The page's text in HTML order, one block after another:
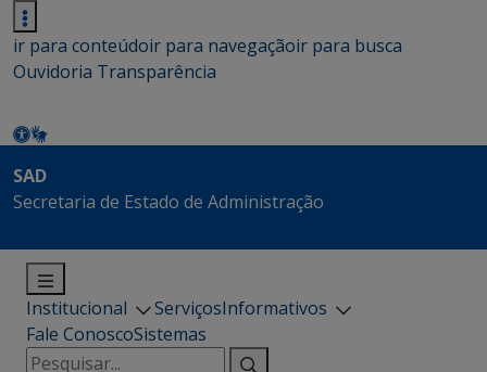
ir para conteúdoir para navegaçãoir para busca
Ouvidoria Transparência
SAD
Secretaria de Estado de Administração
Institucional ServiçosInformativos
Fale ConoscoSistemas
Pesquisar